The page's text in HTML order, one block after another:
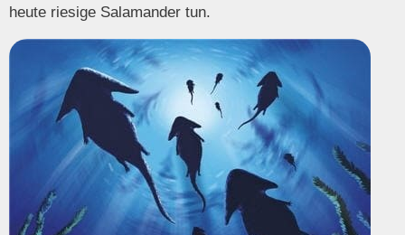
heute riesige Salamander tun.